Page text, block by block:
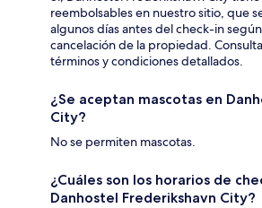
reembolsables en nuestro sitio, que
algunos días antes del check-in
cancelación de la propiedad.
términos y condiciones detallados.
¿Se aceptan mascotas en
City?
No se permiten mascotas.
¿Cuáles son los horarios de
Danhostel Frederikshavn City?